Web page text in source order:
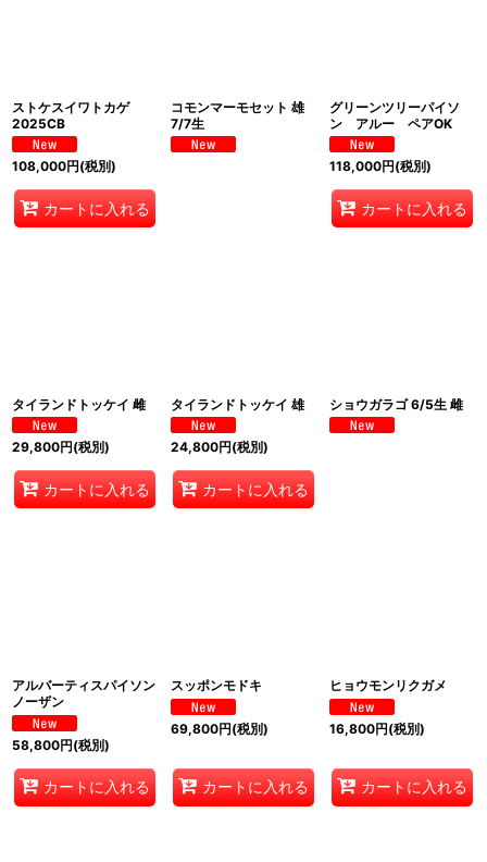
ストケスイワトカゲ
2025CB
108,000円(税別)
カートに入れる
コモンマーモセット 雄
7/7生
グリーンツリーパイソ
ン アルー ペアOK
118,000円(税別)
カートに入れる
タイランドトッケイ 雌
29,800円(税別)
カートに入れる
タイランドトッケイ 雄
24,800円(税別)
カートに入れる
ショウガラゴ 6/5生 雌
アルバーティスパイソン
ノーザン
58,800円(税別)
カートに入れる
スッポンモドキ
69,800円(税別)
カートに入れる
ヒョウモンリクガメ
16,800円(税別)
カートに入れる